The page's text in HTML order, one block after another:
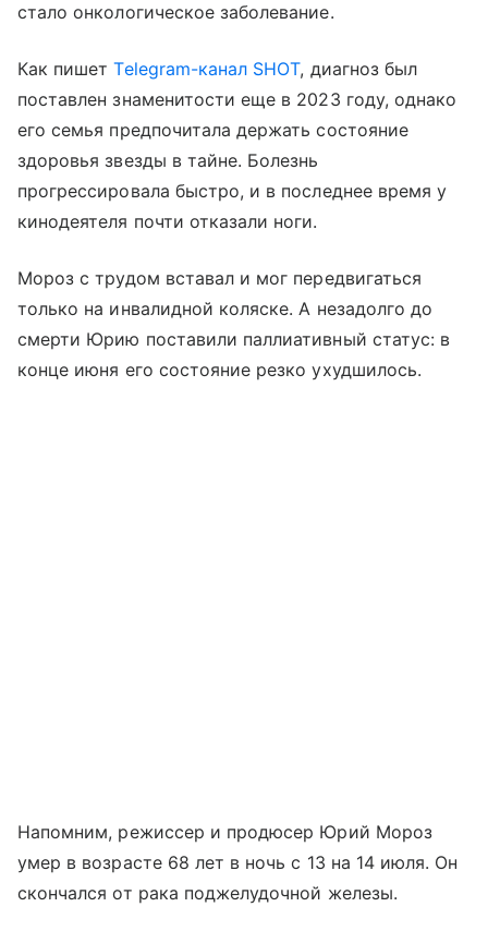
стало онкологическое заболевание.
Как пишетTelegram-канал SHOT, диагноз был
поставлен знаменитости еще в 2023 году, однако
его семья предпочитала держать состояние
здоровья звезды в тайне. Болезнь
прогрессировала быстро, и в последнее время у
кинодеятеля почти отказали ноги.
Мороз с трудом вставал и мог передвигаться
только на инвалидной коляске. А незадолго до
смерти Юрию поставили паллиативный статус: в
конце июня его состояние резко ухудшилось.
Напомним, режиссер и продюсер Юрий Мороз
умер в возрасте 68 лет в ночь с 13 на 14 июля. Он
скончался от рака поджелудочной железы.